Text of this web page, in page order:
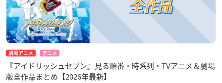
劇場アニメ アニメ
『アイドリッシュセブン』見る順番・時系列・TVアニメ＆劇場
版全作品まとめ【2026年最新】